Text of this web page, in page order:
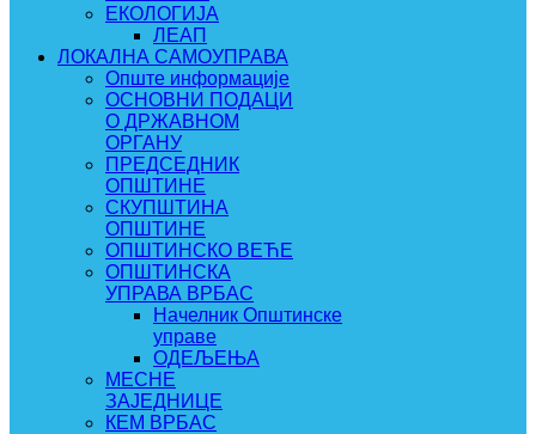
ЕКОЛОГИЈА
ЛЕАП
ЛОКАЛНА САМОУПРАВА
Опште информације
ОСНОВНИ ПОДАЦИ
О ДРЖАВНОМ
ОРГАНУ
ПРЕДСЕДНИК
ОПШТИНЕ
СКУПШТИНА
ОПШТИНЕ
ОПШТИНСКО ВЕЋЕ
ОПШТИНСКА
УПРАВА ВРБАС
Начелник Општинске
управе
ОДЕЉЕЊА
МЕСНЕ
ЗАЈЕДНИЦЕ
КЕМ ВРБАС